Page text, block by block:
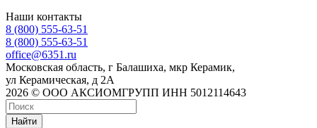
Наши контакты
8 (800) 555-63-51
8 (800) 555-63-51
office@6351.ru
Московская область, г Балашиха, мкр Керамик,
ул Керамическая, д 2А
2026 © ООО АКСИОМГРУПП ИНН 5012114643
Найти